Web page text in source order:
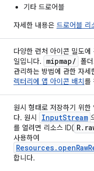
기타 드로어블
자세한 내용은 드로어블 리
다양한 런처 아이콘 밀도에
일입니다.
mipmap/ 폴
관리하는 방법에 관한 자세
렉터리에 앱 아이콘 배치를
원시 형태로 저장하기 위한
다. 원시
InputStream
를 열려면 리소스 ID(
사용하여
합니다.